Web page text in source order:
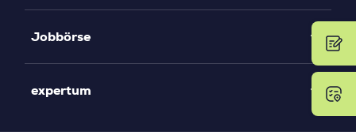
Jobbörse
expertum